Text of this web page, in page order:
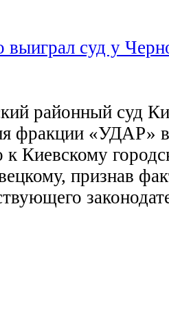
суд у
районный суд
фракции «УДАР»
Киевскому
признав